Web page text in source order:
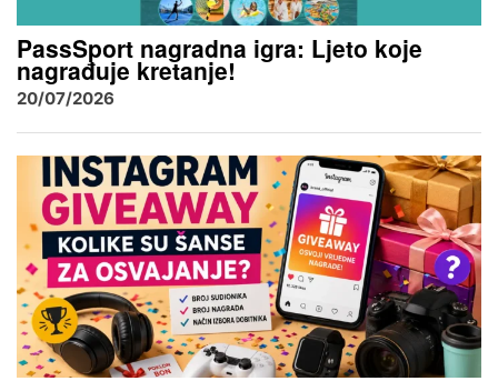
PassSport nagradna igra: Ljeto koje
nagrađuje kretanje!
20/07/2026